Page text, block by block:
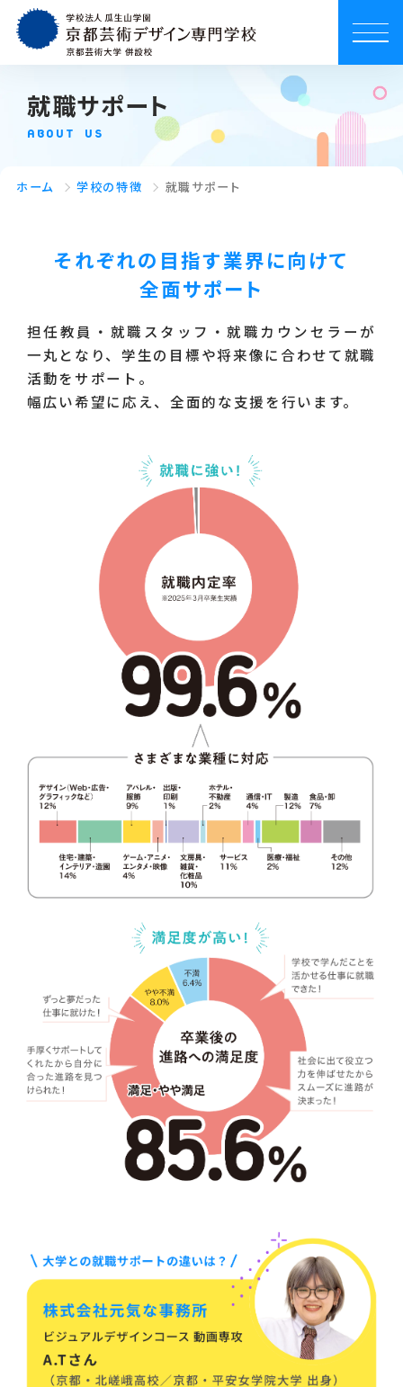
就職サポート
ABOUT US
ホーム 学校の特徴 就職サポート
それぞれの目指す業界に向けて
全面サポート
担任教員・就職スタッフ・就職カウンセラーが
一丸となり、学生の目標や将来像に合わせて就職
活動をサポート。
幅広い希望に応え、全面的な支援を行います。